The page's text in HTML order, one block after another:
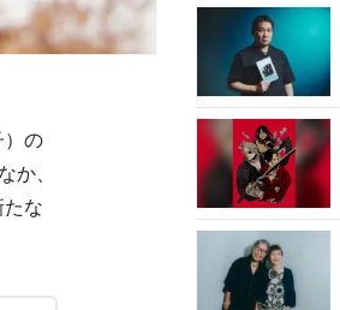
の
、
な